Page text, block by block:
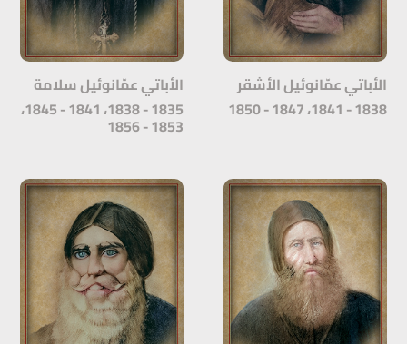
الأباتي عمّانوئيل الأشقر
1838 - 1841، 1847 - 1850
الأباتي عمّانوئيل سلامة
1835 - 1838، 1841 - 1845،
1853 - 1856